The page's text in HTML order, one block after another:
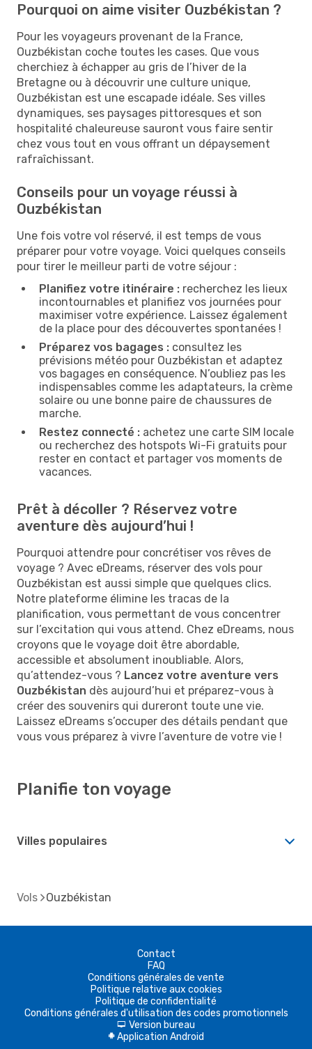
Pourquoi on aime visiter Ouzbékistan ?
Pour les voyageurs provenant de la France,
Ouzbékistan coche toutes les cases. Que vous
cherchiez à échapper au gris de l’hiver de la
Bretagne ou à découvrir une culture unique,
Ouzbékistan est une escapade idéale. Ses villes
dynamiques, ses paysages pittoresques et son
hospitalité chaleureuse sauront vous faire sentir
chez vous tout en vous offrant un dépaysement
rafraîchissant.
Conseils pour un voyage réussi à
Ouzbékistan
Une fois votre vol réservé, il est temps de vous
préparer pour votre voyage. Voici quelques conseils
pour tirer le meilleur parti de votre séjour :
Planifiez votre itinéraire : recherchez les lieux
incontournables et planifiez vos journées pour
maximiser votre expérience. Laissez également
de la place pour des découvertes spontanées !
Préparez vos bagages : consultez les
prévisions météo pour Ouzbékistan et adaptez
vos bagages en conséquence. N’oubliez pas les
indispensables comme les adaptateurs, la crème
solaire ou une bonne paire de chaussures de
marche.
Restez connecté : achetez une carte SIM locale
ou recherchez des hotspots Wi-Fi gratuits pour
rester en contact et partager vos moments de
vacances.
Prêt à décoller ? Réservez votre
aventure dès aujourd’hui !
Pourquoi attendre pour concrétiser vos rêves de
voyage ? Avec eDreams, réserver des vols pour
Ouzbékistan est aussi simple que quelques clics.
Notre plateforme élimine les tracas de la
planification, vous permettant de vous concentrer
sur l’excitation qui vous attend. Chez eDreams, nous
croyons que le voyage doit être abordable,
accessible et absolument inoubliable. Alors,
qu’attendez-vous ? Lancez votre aventure vers
Ouzbékistan dès aujourd’hui et préparez-vous à
créer des souvenirs qui dureront toute une vie.
Laissez eDreams s’occuper des détails pendant que
vous vous préparez à vivre l’aventure de votre vie !
Planifie ton voyage
Villes populaires
Vols Ouzbékistan
Contact
FAQ
Conditions générales de vente
Politique relative aux cookies
Politique de confidentialité
Conditions générales d'utilisation des codes promotionnels
d Version bureau
A Application Android